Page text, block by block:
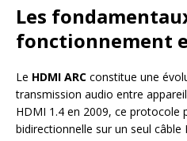
Les
fonctionnement
Le HDMI ARC constitue une
transmission audio entre
HDMI 1.4 en 2009, ce protocole
bidirectionnelle sur un seul